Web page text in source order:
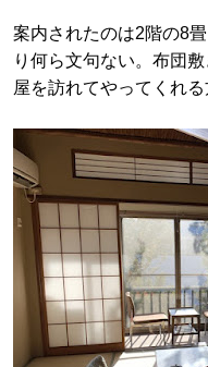
案内されたのは2階の8
り何ら文句ない。布団
屋を訪れてやってくれる